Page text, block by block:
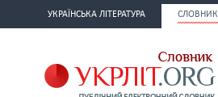
УКРАЇНСЬКА ЛІТЕРАТУРА СЛОВНИК